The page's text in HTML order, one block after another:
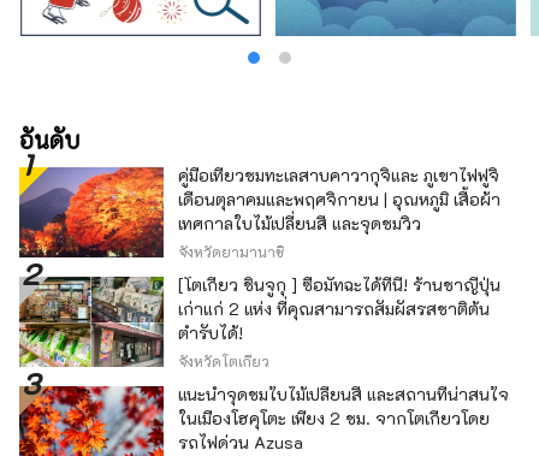
อันดับ
คู่มือเที่ยวชมทะเลสาบคาวากุจิและ ภูเขาไฟฟูจิ
เดือนตุลาคมและพฤศจิกายน | อุณหภูมิ เสื้อผ้า
เทศกาลใบไม้เปลี่ยนสี และจุดชมวิว
จังหวัดยามานาชิ
[โตเกียว ชินจูกุ ] ซื้อมัทฉะได้ที่นี่! ร้านชาญี่ปุ่น
เก่าแก่ 2 แห่ง ที่คุณสามารถสัมผัสรสชาติต้น
ตำรับได้!
จังหวัดโตเกียว
แนะนำจุดชมใบไม้เปลี่ยนสี และสถานที่น่าสนใจ
ในเมืองโฮคุโตะ เพียง 2 ชม. จากโตเกียวโดย
รถไฟด่วน Azusa